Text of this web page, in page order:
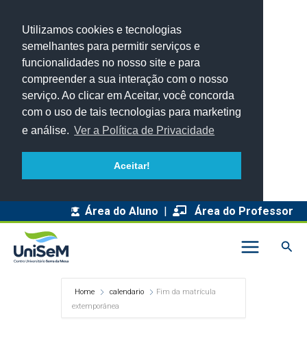
Utilizamos cookies e tecnologias
semelhantes para permitir serviços e
funcionalidades no nosso site e para
compreender a sua interação com o nosso
serviço. Ao clicar em Aceitar, você concorda
com o uso de tais tecnologias para marketing
e análise. Ver a Política de Privacidade
Aceitar!
Área do Aluno | Área do Professor
Home calendario
Fim da matrícula
extemporânea